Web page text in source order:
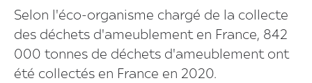
Selon l'éco-organisme chargé de la collecte
des déchets d'ameublement en France, 842
000 tonnes de déchets d'ameublement ont
été collectés en France en 2020.